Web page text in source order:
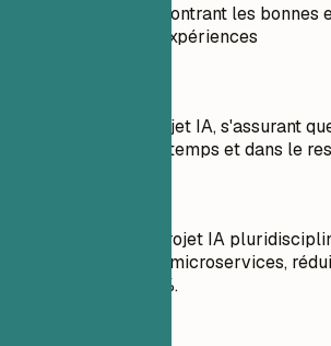
Exemple pratique montrant les bonnes
pratiques pour les expériences
Géré l'équipe de projet IA, s'assurant
étaient terminées à temps et dans le
Dirigé une équipe projet IA
une architecture de microservices,
déploiement de 60%.